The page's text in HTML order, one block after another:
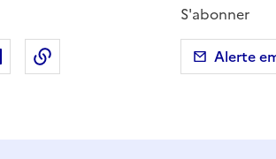
(anciennement Twitter)
sur LinkedIn
Partager par emailCopier dans le presse-papier
S'abonner
Alerte